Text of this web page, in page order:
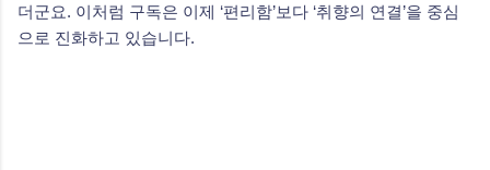
더군요. 이처럼 구독은 이제 ‘편리함’보다 ‘취향의 연결’을 중심
으로 진화하고 있습니다.